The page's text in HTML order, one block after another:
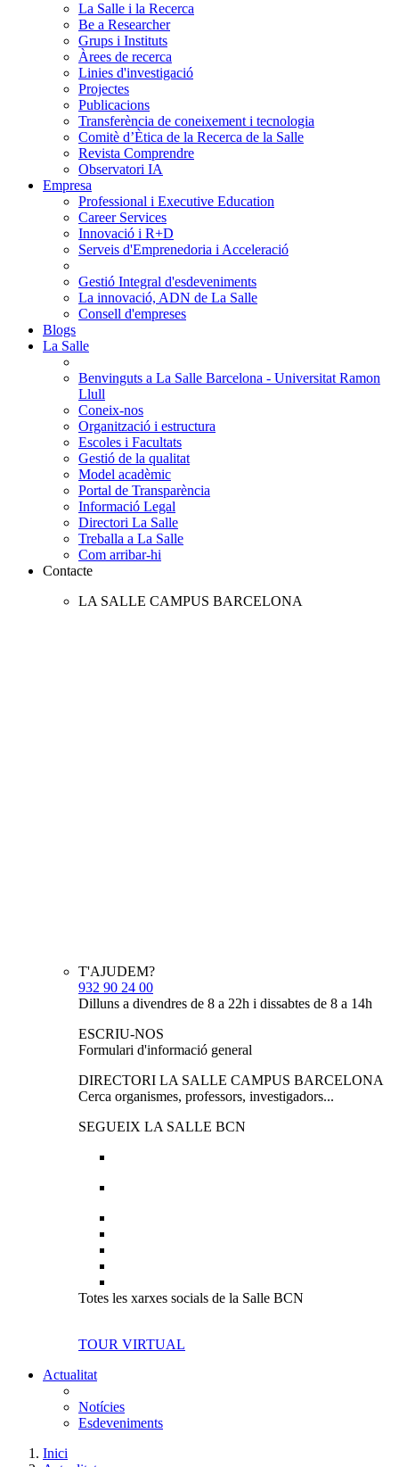
La Salle i la Recerca
Be a Researcher
Grups i Instituts
Àrees de recerca
Linies d'investigació
Projectes
Publicacions
Transferència de coneixement i tecnologia
Comitè d’Ètica de la Recerca de la Salle
Revista Comprendre
Observatori IA
Empresa
Professional i Executive Education
Career Services
Innovació i R+D
Serveis d'Emprenedoria i Acceleració
Gestió Integral d'esdeveniments
La innovació, ADN de La Salle
Consell d'empreses
Blogs
La Salle
Benvinguts a La Salle Barcelona - Universitat Ramon
Llull
Coneix-nos
Organització i estructura
Escoles i Facultats
Gestió de la qualitat
Model acadèmic
Portal de Transparència
Informació Legal
Directori La Salle
Treballa a La Salle
Com arribar-hi
Contacte
LA SALLE CAMPUS BARCELONA
T'AJUDEM?
932 90 24 00
Dilluns a divendres de 8 a 22h i dissabtes de 8 a 14h
ESCRIU-NOS
Formulari d'informació general
DIRECTORI LA SALLE CAMPUS BARCELONA
Cerca organismes, professors, investigadors...
SEGUEIX LA SALLE BCN
Totes les xarxes socials de la Salle BCN
TOUR VIRTUAL
Actualitat
Notícies
Esdeveniments
Inici